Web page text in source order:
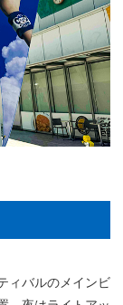
ィバルのメインビ